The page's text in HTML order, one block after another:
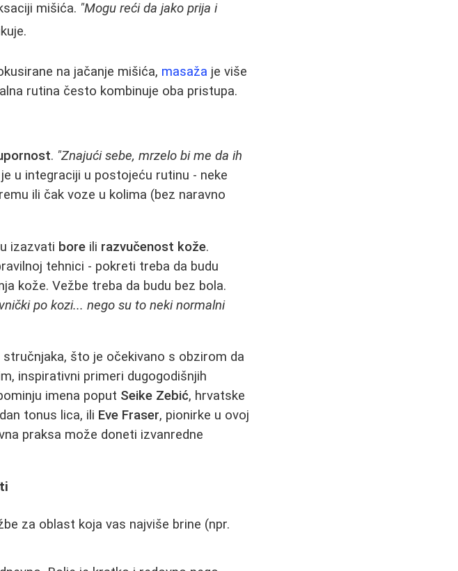
mišića. "Mogu reći da jako prija i
na jačanje mišića, masaža je više
rutina često kombinuje oba pristupa.
. "Znajući sebe, mrzelo bi me da ih
u integraciji u postojeću rutinu - neke
ili čak voze u kolima (bez naravno
izazvati bore ili razvučenost kože.
tehnici - pokreti treba da budu
kože. Vežbe treba da budu bez bola.
po kozi... nego su to neki normalni
što je očekivano s obzirom da
inspirativni primeri dugogodišnjih
imena poput Seike Zebić, hrvatske
tonus lica, ili Eve Fraser, pionirke u ovoj
praksa može doneti izvanredne
za oblast koja vas najviše brine (npr.